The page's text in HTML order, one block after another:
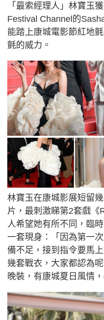
「最索經理人」林寶玉
Festival Channel的
能踏上康城電影節紅地
氈的威力。
林寶玉在康城影展短留
片，最刺激睇第2套戲《
人希望她有所不同，臨
一套現身：「因為第一
備不足，接到指令要馬
幾套戰衣，大家都認為
晚裝，有康城夏日風情